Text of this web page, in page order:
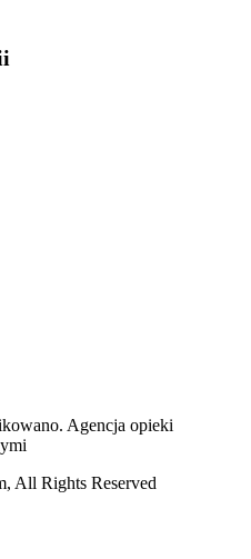
All Rights Reserved